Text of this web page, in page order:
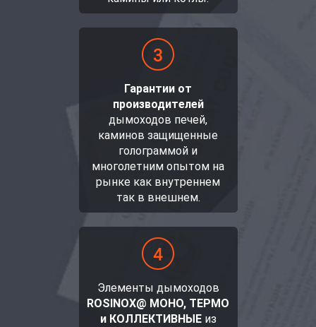
Гарантии от
производителей
дымоходов печей,
каминов защищенные
голограммой и
многолетним опытом на
рынке как внутреннем
так в внешнем.
Элементы дымоходов
ROSINOX@ МОНО, ТЕРМО
и КОЛЛЕКТИВНЫЕиз